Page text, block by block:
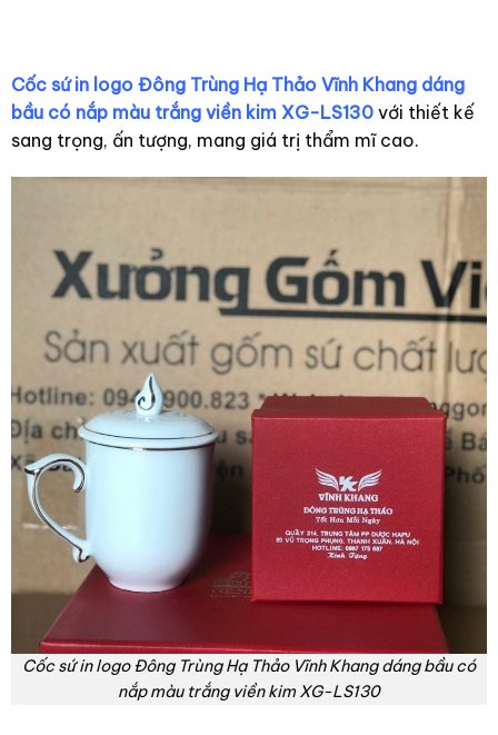
sen xanh kẻ chỉ vàng
XG-LS199
Cốc sứ in logo Đông Trùng Hạ Thảo Vĩnh Khang dáng
bầu có nắp màu trắng viền kim XG-LS130với thiết kế
sang trọng, ấn tượng, mang giá trị thẩm mĩ cao.
Cốc sứ in logo Đông Trùng Hạ Thảo Vĩnh Khang dáng bầu có
nắp màu trắng viền kim XG-LS130